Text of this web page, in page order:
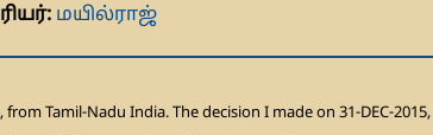
மயில்ராஜ்
from Tamil-Nadu India. The decision I made on 31-DEC-2015,